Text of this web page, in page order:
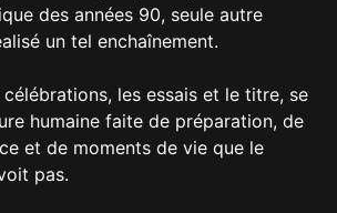
des années 90, seule autre
un tel enchaînement.
les essais et le titre, se
humaine faite de préparation, de
et de moments de vie que le
pas.